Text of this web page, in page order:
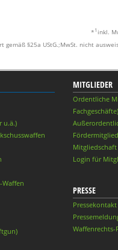
* 1 inkl.
gemäß §25a UStG.;MwSt. nicht
u.ä.)
MITGLIEDER
Ordentliche
Fachgeschäfte)
Mitgliedschaft
Login für
PRESSE
Pressekontakt
Waffenrechts-